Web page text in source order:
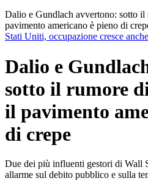
Dalio e Gundlach avvertono: sotto
pavimento americano è pieno di
Stati Uniti, occupazione cresce
Dalio e
sotto il rumore
il pavimento
di crepe
Due dei più influenti gestori di Wall
allarme sul debito pubblico e sulla